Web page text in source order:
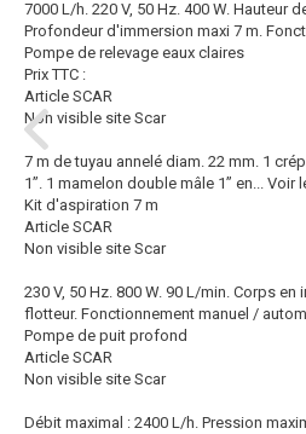
7000 L/h. 220 V, 50 Hz. 400 W. Hauteur
Profondeur d'immersion maxi 7 m.
Pompe de relevage eaux claires
Prix TTC :
Article SCAR
Non visible site Scar
7 m de tuyau annelé diam. 22 mm. 1
1”. 1 mamelon double mâle 1” en... Voir
Kit d'aspiration 7 m
Article SCAR
Non visible site Scar
230 V, 50 Hz. 800 W. 90 L/min. Corps
flotteur. Fonctionnement manuel /
Pompe de puit profond
Article SCAR
Non visible site Scar
Débit maximal : 2400 L/h. Pression